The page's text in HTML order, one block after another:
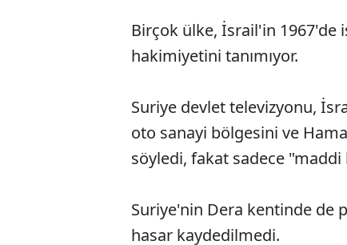
Birçok ülke, İsrail'in 1967'de
hakimiyetini tanımıyor.
Suriye devlet televizyonu,
oto sanayi bölgesini ve
söyledi, fakat sadece
Suriye'nin Dera kentinde de
hasar kaydedilmedi.